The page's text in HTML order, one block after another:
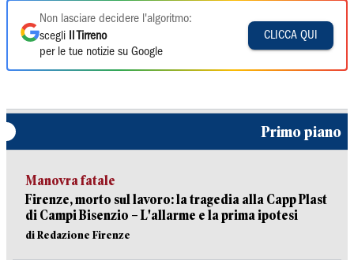
Non lasciare decidere l'algoritmo:
scegli
Il Tirreno
per le tue notizie su Google
CLICCA QUI
Primo piano
Manovra fatale
Firenze, morto sul lavoro: la tragedia alla Capp Plast
di Campi Bisenzio – L'allarme e la prima ipotesi
di Redazione Firenze